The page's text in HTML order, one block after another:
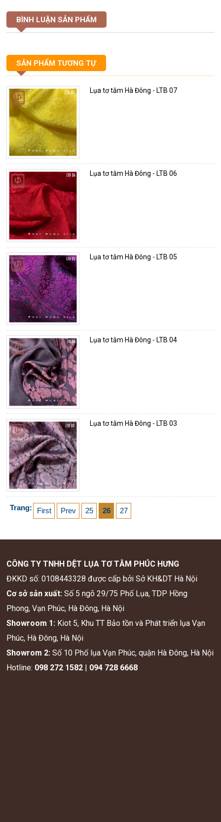
BÌNH LUẬN SẢN PHẨM
SẢN PHẨM TƯƠNG TỰ
Lụa tơ tằm Hà Đông - LTB 07
Lụa tơ tằm Hà Đông - LTB 06
Lụa tơ tằm Hà Đông - LTB 05
Lụa tơ tằm Hà Đông - LTB 04
Lụa tơ tằm Hà Đông - LTB 03
Trang: First Prev 25 26 27
CÔNG TY TNHH DỆT LỤA TƠ TẰM PHÚC HƯNG
ĐKKD số: 0108443328 được cấp bởi Sở KH&DT Hà Nội
Cơ sở sản xuất: Số 5 ngõ 29/75 Phố Lụa, TDP Hồng
Phong, Vạn Phúc, Hà Đông, Hà Nội
Showroom 1: Kiot 5, Khu TT Bảo tồn và Phát triển lụa Vạn
Phúc, Hà Đông, Hà Nội
Showrom 2:Số 10 Phố lụa Vạn Phúc, quận Hà Đông, Hà Nội
Hotline: 098 272 1582 | 094 728 6668